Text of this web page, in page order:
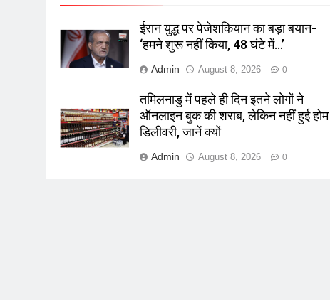
ईरान युद्ध पर पेजेशकियान का बड़ा बयान-
‘हमने शुरू नहीं किया, 48 घंटे में…’
Admin August 8, 2026 0
तमिलनाडु में पहले ही दिन इतने लोगों ने
ऑनलाइन बुक की शराब, लेकिन नहीं हुई होम
डिलीवरी, जानें क्यों
Admin August 8, 2026 0